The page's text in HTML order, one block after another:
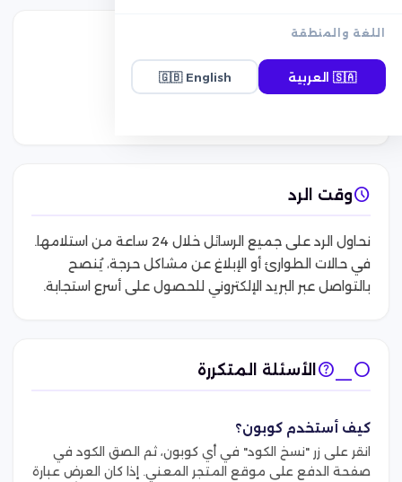
اللغة والمنطقة
🇸🇦 العربية 🇬🇧 English
TikTok
scheduleوقت الرد
نحاول الرد على جميع الرسائل خلال 24 ساعة من استلامها.
في حالات الطوارئ أو الإبلاغ عن مشاكل حرجة، يُنصح
بالتواصل عبر البريد الإلكتروني للحصول على أسرع استجابة.
help_circle الأسئلة المتكررة
كيف أستخدم كوبون؟
انقر على زر "نسخ الكود" في أي كوبون، ثم الصق الكود في
صفحة الدفع على موقع المتجر المعني. إذا كان العرض عبارة